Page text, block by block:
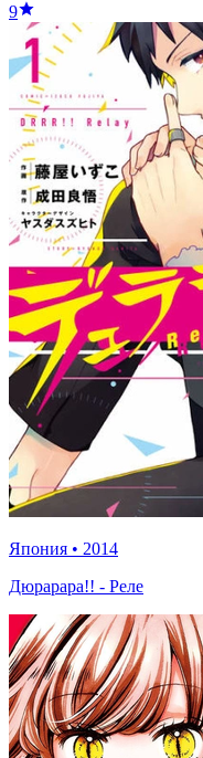
9
Япония • 2014
Дюрарара!! - Реле